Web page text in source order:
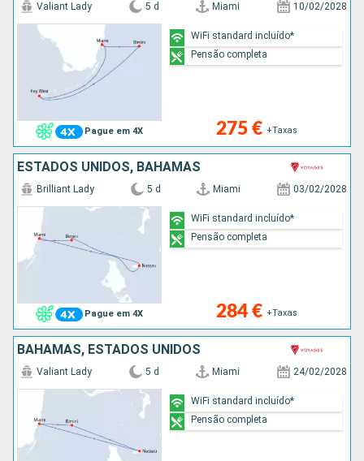
Pague em 4X
Valiant Lady 5 d Miami 10/02/2028
275 € +Taxas
WiFi standard incluído*
Pensão completa
ESTADOS UNIDOS, BAHAMAS
Pague em 4X
Brilliant Lady 5 d Miami 03/02/2028
284 € +Taxas
WiFi standard incluído*
Pensão completa
BAHAMAS, ESTADOS UNIDOS
Valiant Lady 5 d Miami 24/02/2028
WiFi standard incluído*
Pensão completa